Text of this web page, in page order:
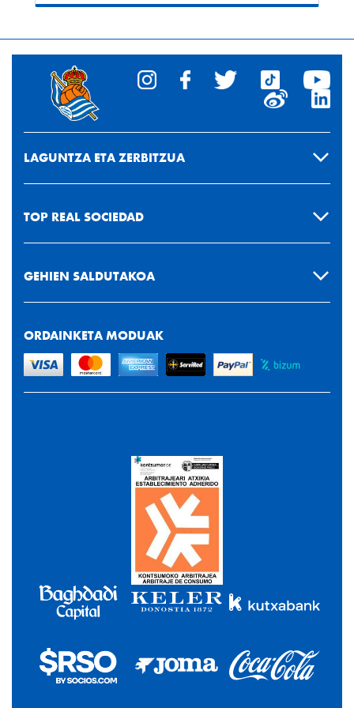
LAGUNTZA ETA ZERBITZUA
TOP REAL SOCIEDAD
GEHIEN SALDUTAKOA
ORDAINKETA MODUAK